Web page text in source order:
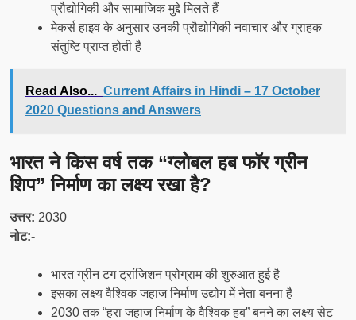
प्रौद्योगिकी और सामाजिक मुद्दे मिलते हैं
मेकर्स हाइव के अनुसार उनकी प्रौद्योगिकी नवाचार और ग्राहक
संतुष्टि प्राप्त होती है
Read Also... Current Affairs in Hindi – 17 October
2020 Questions and Answers
भारत ने किस वर्ष तक “ग्लोबल हब फॉर ग्रीन
शिप” निर्माण का लक्ष्य रखा है?
उत्तर: 2030
नोट:-
भारत ग्रीन टग ट्रांजिशन प्रोग्राम की शुरुआत हुई है
इसका लक्ष्य वैश्विक जहाज निर्माण उद्योग में नेता बनना है
2030 तक “हरा जहाज निर्माण के वैश्विक हब” बनने का लक्ष्य सेट